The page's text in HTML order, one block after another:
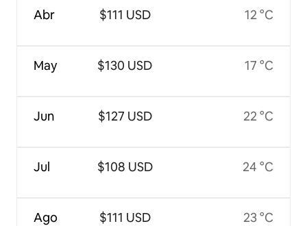
Abr
May
Jun
Jul
Ago
$111 USD
$130 USD
$127 USD
$108 USD
$111 USD
12 °C
17 °C
22 °C
24 °C
23 °C